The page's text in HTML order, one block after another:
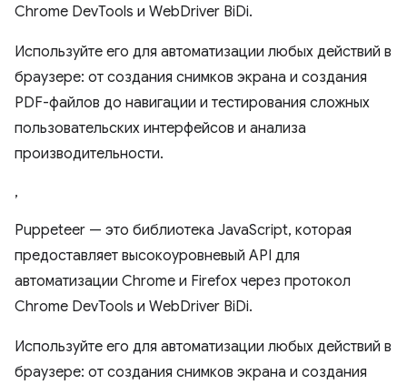
Chrome DevTools и WebDriver BiDi.
Используйте его для автоматизации любых действий в
браузере: от создания снимков экрана и создания
PDF-файлов до навигации и тестирования сложных
пользовательских интерфейсов и анализа
производительности.
,
Puppeteer — это библиотека JavaScript, которая
предоставляет высокоуровневый API для
автоматизации Chrome и Firefox через протокол
Chrome DevTools и WebDriver BiDi.
Используйте его для автоматизации любых действий в
браузере: от создания снимков экрана и создания